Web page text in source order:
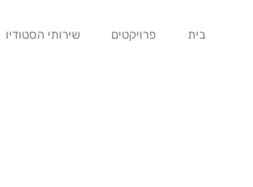
בית פרויקטים שירותי הסטודיו